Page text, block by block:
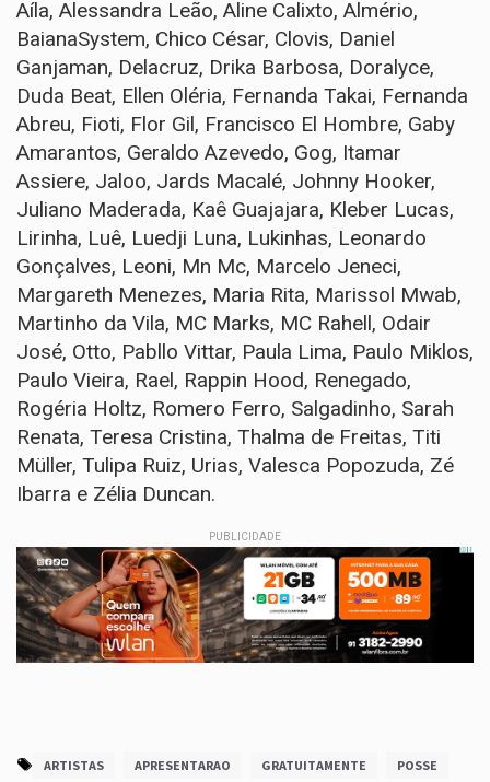
Aíla, Alessandra Leão, Aline Calixto, Almério,
BaianaSystem, Chico César, Clovis, Daniel
Ganjaman, Delacruz, Drika Barbosa, Doralyce,
Duda Beat, Ellen Oléria, Fernanda Takai, Fernanda
Abreu, Fioti, Flor Gil, Francisco El Hombre, Gaby
Amarantos, Geraldo Azevedo, Gog, Itamar
Assiere, Jaloo, Jards Macalé, Johnny Hooker,
Juliano Maderada, Kaê Guajajara, Kleber Lucas,
Lirinha, Luê, Luedji Luna, Lukinhas, Leonardo
Gonçalves, Leoni, Mn Mc, Marcelo Jeneci,
Margareth Menezes, Maria Rita, Marissol Mwab,
Martinho da Vila, MC Marks, MC Rahell, Odair
José, Otto, Pabllo Vittar, Paula Lima, Paulo Miklos,
Paulo Vieira, Rael, Rappin Hood, Renegado,
Rogéria Holtz, Romero Ferro, Salgadinho, Sarah
Renata, Teresa Cristina, Thalma de Freitas, Titi
Müller, Tulipa Ruiz, Urias, Valesca Popozuda, Zé
Ibarra e Zélia Duncan.
PUBLICIDADE
ARTISTAS APRESENTARAO GRATUITAMENTE POSSE